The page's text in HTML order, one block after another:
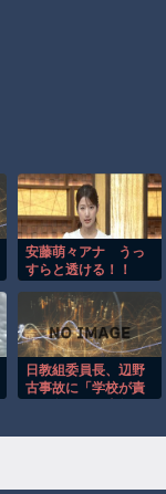
安藤萌々アナ うっ
すらと透ける！！
日教組委員長、辺野
古事故に「学校が責
「存在意義」